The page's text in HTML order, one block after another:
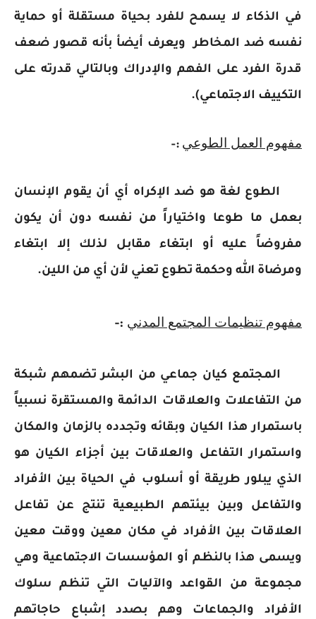
في الذكاء لا يسمح للفرد بحياة مستقلة أو حماية
نفسه ضد المخاطر ويعرف أيضأ بأنه قصور ضعف
قدرة الفرد على الفهم والإدراك وبالتالي قدرته على
التكييف الاجتماعي).
مفهوم العمل الطوعي :-
الطوع لغة هو ضد الإكراه أي أن يقوم الإنسان
بعمل ما طوعا واختياراً من نفسه دون أن يكون
مفروضاً عليه أو ابتغاء مقابل لذلك إلا ابتغاء
ومرضاة الله وحكمة تطوع تعني لأن أي من اللين.
مفهوم تنظيمات المجتمع المدني :-
المجتمع كيان جماعي من البشر تضمهم شبكة
من التفاعلات والعلاقات الدائمة والمستقرة نسبياً
باستمرار هذا الكيان وبقائه وتجدده بالزمان والمكان
واستمرار التفاعل والعلاقات بين أجزاء الكيان هو
الذي يبلور طريقة أو أسلوب في الحياة بين الأفراد
والتفاعل وبين بيئتهم الطبيعية تنتج عن تفاعل
العلاقات بين الأفراد في مكان معين ووقت معين
ويسمى هذا بالنظم أو المؤسسات الاجتماعية وهي
مجموعة من القواعد والآليات التي تنظم سلوك
الأفراد والجماعات وهم بصدد إشباع حاجاتهم